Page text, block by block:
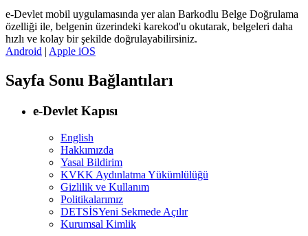
e-Devlet mobil uygulamasında yer alan Barkodlu Belge Doğrulama
özelliği ile, belgenin üzerindeki karekod'u okutarak, belgeleri daha
hızlı ve kolay bir şekilde doğrulayabilirsiniz.
Android | Apple iOS
Sayfa Sonu Bağlantıları
e-Devlet Kapısı
English
Hakkımızda
Yasal Bildirim
KVKK Aydınlatma Yükümlülüğü
Gizlilik ve Kullanım
Politikalarımız
DETSİSYeni Sekmede Açılır
Kurumsal Kimlik